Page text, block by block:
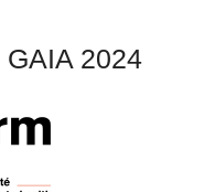
GAIA 2024